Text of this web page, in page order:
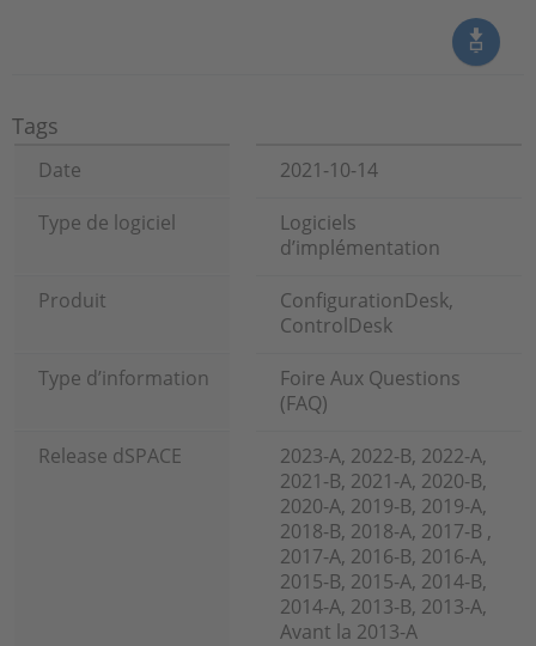
Tags
Date
2021-10-14
Type de logiciel
Logiciels
d’implémentation
Produit
ConfigurationDesk,
ControlDesk
Type d’information
Foire Aux Questions
(FAQ)
Release dSPACE
2023-A, 2022-B, 2022-A,
2021-B, 2021-A, 2020-B,
2020-A, 2019-B, 2019-A,
2018-B, 2018-A, 2017-B ,
2017-A, 2016-B, 2016-A,
2015-B, 2015-A, 2014-B,
2014-A, 2013-B, 2013-A,
Avant la 2013-A